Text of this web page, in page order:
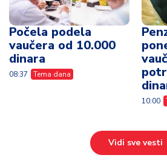
Počela podela
vaučera od 10.000
dinara
08:37 Tema dana
10:00
Vidi sve vesti